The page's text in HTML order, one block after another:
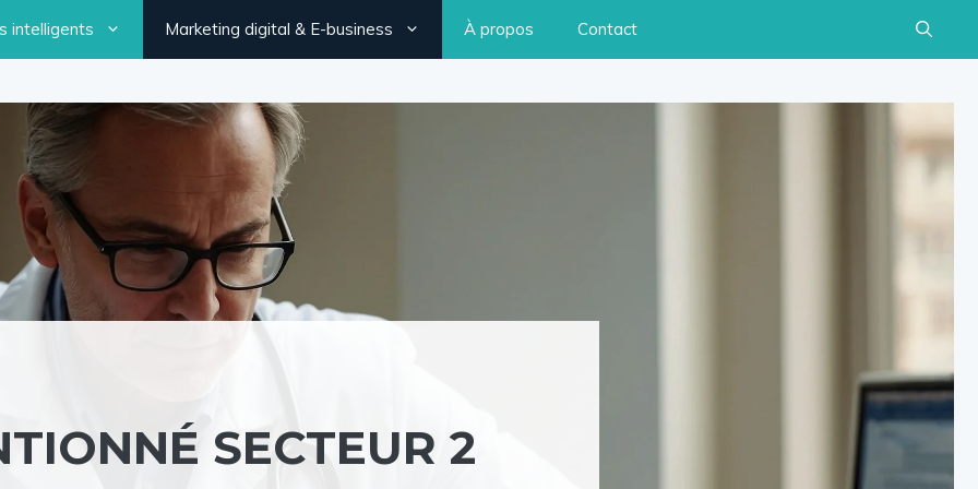
intelligents Marketing digital & E-business À propos Contact
SECTEUR 2